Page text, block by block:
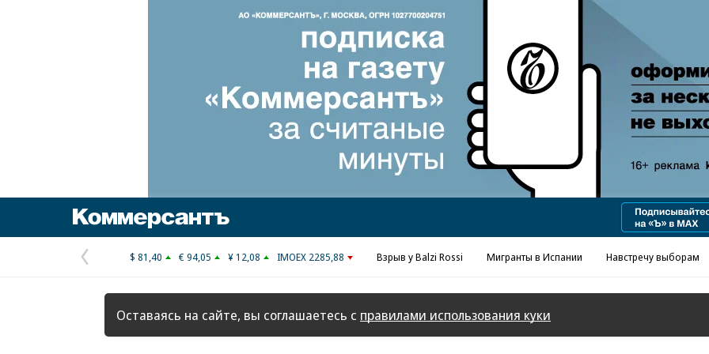
Реклама в «Ъ» www.kommersant.ru/ad
Предыдущая
страница
$ 81,40 € 94,05 ¥ 12,08 IMOEX 2285,88 Взрыв у Balzi Rossi Мигранты в Испании Навстречу выборам
Оставаясь на сайте, вы соглашаетесь с правилами использования куки